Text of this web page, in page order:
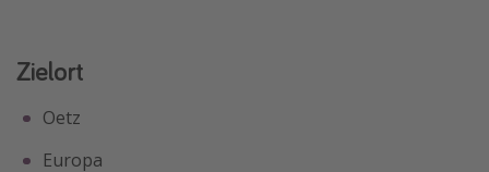
Zielort
Oetz
Europa